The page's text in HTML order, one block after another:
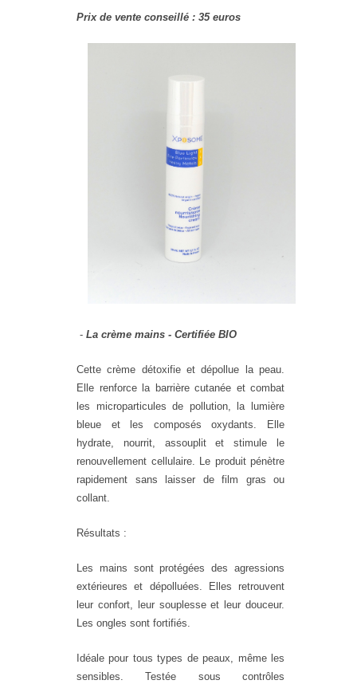
Prix de vente conseillé : 35 euros
- La crème mains - Certifiée BIO
Cette crème détoxifie et dépollue la peau.
Elle renforce la barrière cutanée et combat
les microparticules de pollution, la lumière
bleue et les composés oxydants. Elle
hydrate, nourrit, assouplit et stimule le
renouvellement cellulaire. Le produit pénètre
rapidement sans laisser de film gras ou
collant.
Résultats :
Les mains sont protégées des agressions
extérieures et dépolluées. Elles retrouvent
leur confort, leur souplesse et leur douceur.
Les ongles sont fortifiés.
Idéale pour tous types de peaux, même les
sensibles. Testée sous contrôles